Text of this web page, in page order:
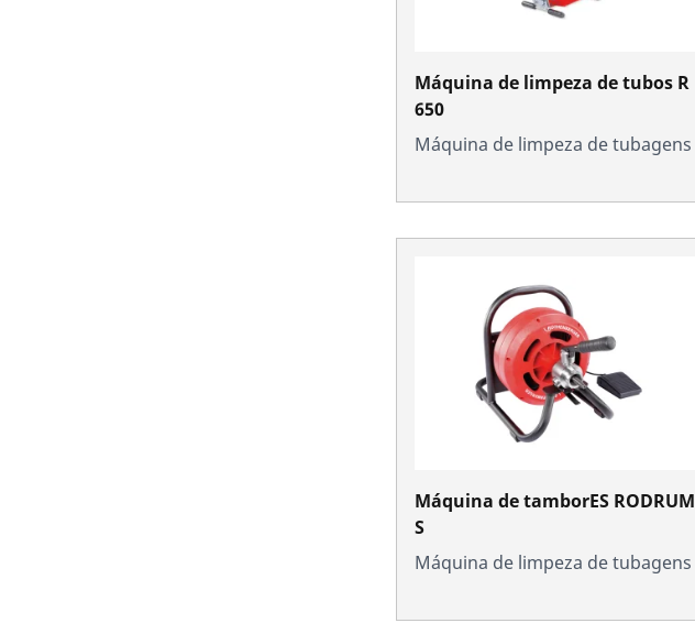
Máquina de limpeza de tubos R
650
Máquina de limpeza de tubagens
Máquina de tamborES RODRUM
S
Máquina de limpeza de tubagens